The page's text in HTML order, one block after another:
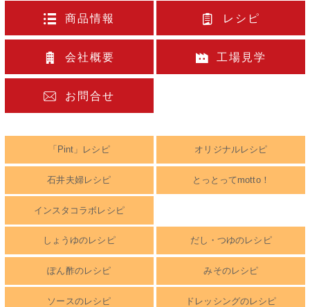
商品情報 レシピ
会社概要 工場見学
お問合せ
「Pint」レシピ オリジナルレシピ
石井夫婦レシピ とっとってmotto！
インスタコラボレシピ
しょうゆのレシピ だし・つゆのレシピ
ぽん酢のレシピ みそのレシピ
ソースのレシピ ドレッシングのレシピ